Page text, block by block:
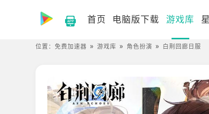
首页 电脑版下载 游戏库
位置： 免费加速器 游戏库 角色扮演 白荆回廊日服